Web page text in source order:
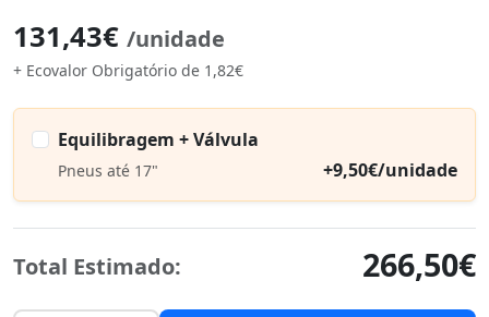
131,43€ /unidade
+ Ecovalor Obrigatório de 1,82€
Equilibragem + Válvula
Pneus até 17" +9,50€/unidade
Total Estimado: 266,50€